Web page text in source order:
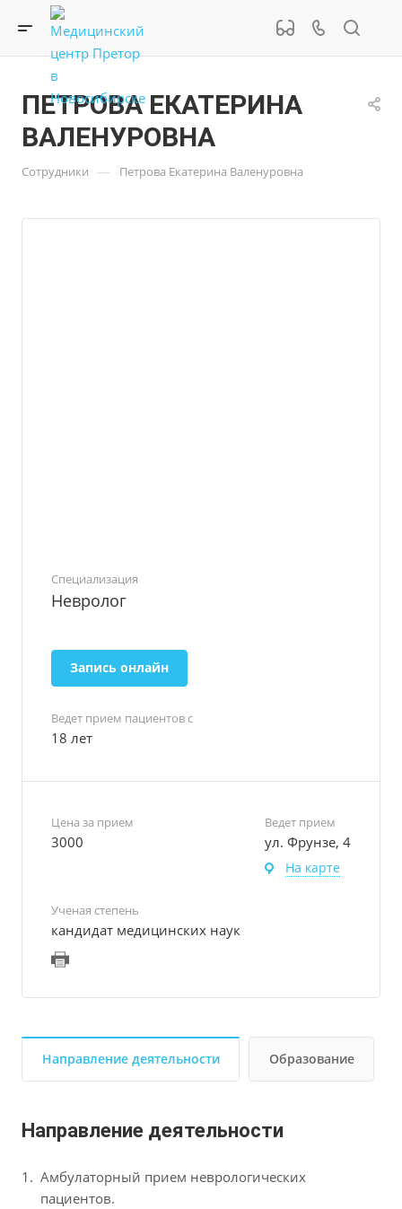
ПЕТРОВА ЕКАТЕРИНА
ВАЛЕНУРОВНА
Сотрудники — Петрова Екатерина Валенуровна
Специализация
Невролог
Запись онлайн
Ведет прием пациентов с
18 лет
Цена за прием
3000
Ведет прием
ул. Фрунзе, 4
На карте
Ученая степень
кандидат медицинских наук
Направление деятельности Образование
Направление деятельности
Амбулаторный прием неврологических
пациентов.